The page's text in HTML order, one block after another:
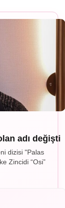
adı değişti
dizisi "Palas
Zincidi “Osi”